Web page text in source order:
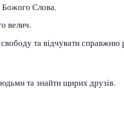
Божого Слова.
велич.
та відчувати справжню
та знайти щирих друзів.